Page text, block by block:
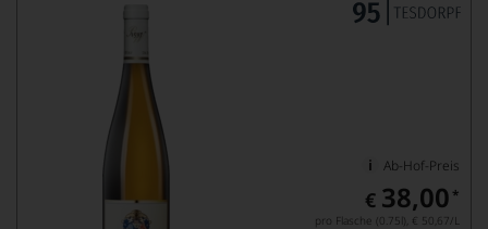
Ab-Hof-Preis
€ 38,00 *
pro Flasche (0.75l), € 50,67/L